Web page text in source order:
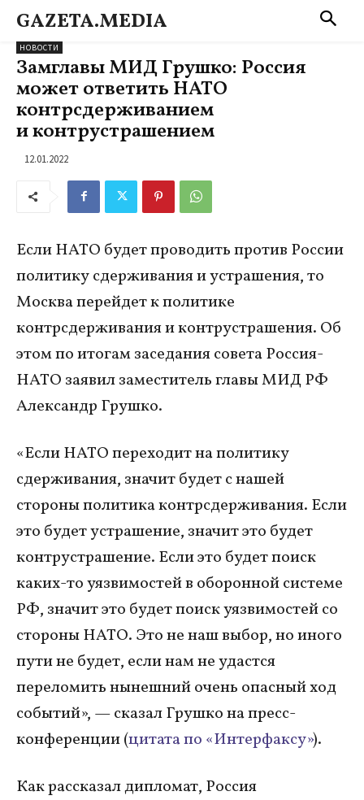
GAZETA.MEDIA
НОВОСТИ
Замглавы МИД Грушко: Россия
может ответить НАТО
контрсдерживанием
и контрустрашением
12.01.2022
Если НАТО будет проводить против России
политику сдерживания и устрашения, то
Москва перейдет к политике
контрсдерживания и контрустрашения. Об
этом по итогам заседания совета Россия-
НАТО заявил заместитель главы МИД РФ
Александр Грушко.
«Если НАТО переходит на политику
сдерживания, значит будет с нашей
стороны политика контрсдерживания. Если
это будет устрашение, значит это будет
контрустрашение. Если это будет поиск
каких-то уязвимостей в оборонной системе
РФ, значит это будет поиск уязвимостей со
стороны НАТО. Это не наш выбор, но иного
пути не будет, если нам не удастся
переломить нынешний очень опасный ход
событий», — сказал Грушко на пресс-
конференции (цитата по «Интерфаксу»).
Как рассказал дипломат, Россия